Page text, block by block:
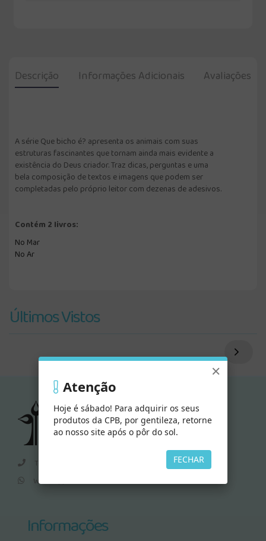
Descrição Informações Adicionais Avaliações
A série Que bicho é? apresenta os animais com suas
estruturas fascinantes que tornam ainda mais evidente a
existência do Deus criador. Traz dicas, perguntas e uma
bela composição de textos e imagens que podem ser
completadas pelo próprio leitor com dezenas de adesivos.
Contém 2 livros:
No Mar
No Ar
Últimos Vistos
Televendas:
Whatsapp:15 9 8100 5073
Informações
×
Atenção
Hoje é sábado! Para adquirir os seus
produtos da CPB, por gentileza, retorne
ao nosso site após o pôr do sol.
FECHAR